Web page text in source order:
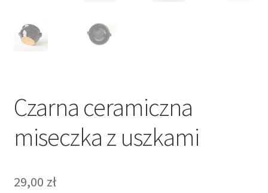
Czarna ceramiczna
miseczka z uszkami
29,00 zł